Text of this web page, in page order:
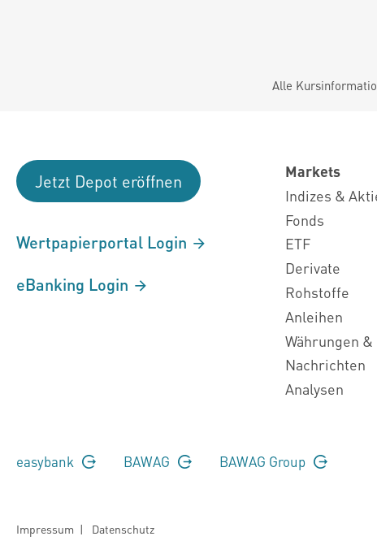
Alle
Jetzt Depot eröffnen
Wertpapierportal Login
eBanking Login
Markets
Indizes &
Fonds
ETF
Derivate
Rohstoffe
Anleihen
Währungen &
Nachrichten
Analysen
easybank BAWAG BAWAG Group
Impressum | Datenschutz